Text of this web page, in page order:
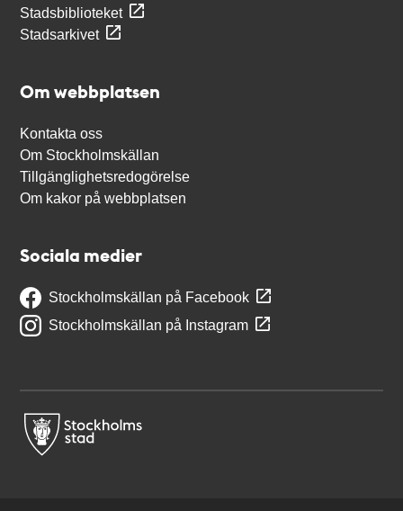
Stadsbiblioteket
Stadsarkivet
Om webbplatsen
Kontakta oss
Om Stockholmskällan
Tillgänglighetsredogörelse
Om kakor på webbplatsen
Sociala medier
Stockholmskällan på Facebook
Stockholmskällan på Instagram